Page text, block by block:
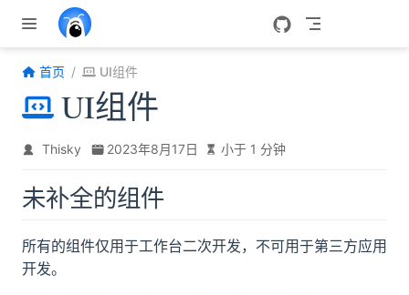
跳至主要內容
首页 UI组件
UI组件
Thisky 2023年8月17日 小于 1 分钟
未补全的组件
所有的组件仅用于工作台二次开发，不可用于第三方应用
开发。